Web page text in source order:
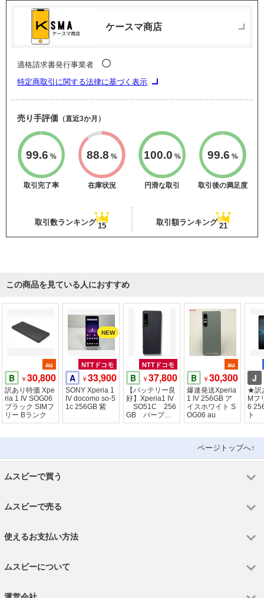
ケースマ商店
適格請求書発行事業者 〇
特定商取引に関する法律に基づく表示
売り手評価 （直近3か月）
99.6 %
取引完了率
88.8 %
在庫状況
100.0 %
円滑な取引
99.6 %
取引後の満足度
取引数ランキング 15 取引額ランキング 21
この商品を見ている人におすすめ
au
B ￥30,800
訳あり特価 Xpe
ria 1 IV SOG06
ブラック SIMフ
リー Bランク
NTTドコモ
A ￥33,900
SONY Xperia 1
IV docomo so-5
1c 256GB 紫
NTTドコモ
B ￥37,800
【バッテリー良
好】Xperia1 IV
SO51C 256
GB パープ
ル SIMフリ
au
B ￥30,300
爆速発送Xperia
1 IV 256GB ア
イスホワイト S
OG06 au
J
★訳
Mフ
6
ト
ページトップへ↑
ムスビーで買う
ムスビーで売る
使えるお支払い方法
ムスビーについて